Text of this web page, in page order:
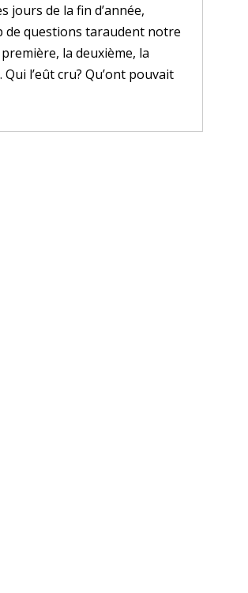
jours de la fin d’année,
de questions taraudent notre
la deuxième, la
Qui l’eût cru? Qu’ont pouvait